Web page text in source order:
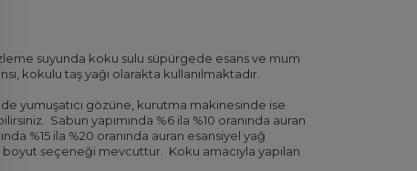
suyunda koku sulu süpürgede esans ve mum
kokulu taş yağı olarakta kullanılmaktadır.
yumuşatıcı gözüne, kurutma makinesinde ise
Sabun yapımında %6 ila %10 oranında auran
%15 ila %20 oranında auran esansiyel yağ
boyut seçeneği mevcuttur.
Koku amacıyla yapılan